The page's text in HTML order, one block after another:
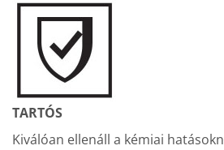
TARTÓS
Kiválóan ellenáll a kémiai